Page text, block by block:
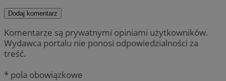
Dodaj komentarz
Komentarze są prywatnymi opiniami użytkowników.
Wydawca portalu nie ponosi odpowiedzialności za
treść.
* pola obowiązkowe